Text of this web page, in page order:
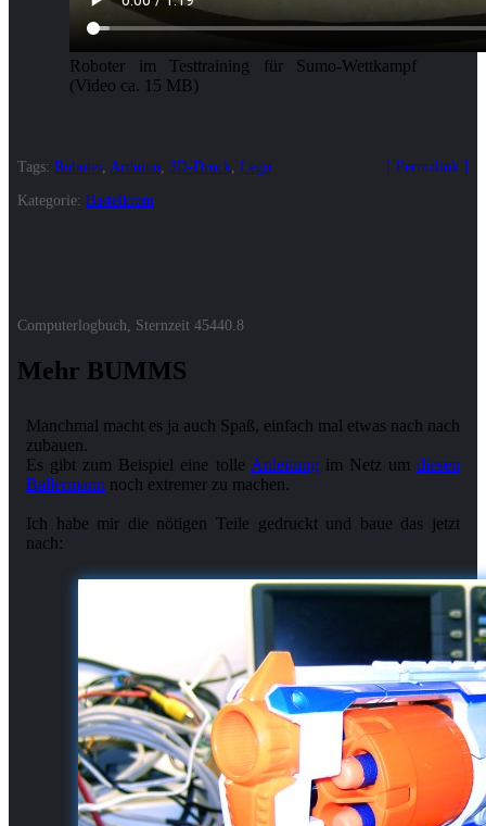
Roboter im Testtraining für Sumo-Wettkampf
(Video ca. 15 MB)
Permalink
Tags: Roboter, Arduino 3D-Druck Lego
Kategorie: Bastelkram
Computerlogbuch, Sternzeit 45440.8
Mehr BUMMS
Manchmal macht es ja auch Spaß, einfach mal etwas nach nach
zubauen.
Es gibt zum Beispiel eine tolle Anleitungim Netz umdiesen
Ballermann noch extremer zu machen.
Ich habe mir die nötigen Teile gedruckt und baue das jetzt